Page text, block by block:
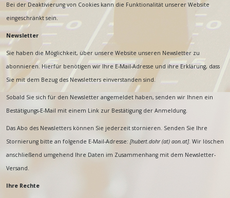
Bei der Deaktivierung von Cookies kann die Funktionalität unserer Website
eingeschränkt sein.
Newsletter
Sie haben die Möglichkeit, über unsere Website unseren Newsletter zu
abonnieren. Hierfür benötigen wir Ihre E-Mail-Adresse und ihre Erklärung, dass
Sie mit dem Bezug des Newsletters einverstanden sind.
Sobald Sie sich für den Newsletter angemeldet haben, senden wir Ihnen ein
Bestätigungs-E-Mail mit einem Link zur Bestätigung der Anmeldung.
Das Abo des Newsletters können Sie jederzeit stornieren. Senden Sie Ihre
Stornierung bitte an folgende E-Mail-Adresse: [hubert.dohr (at) aon.at]. Wir löschen
anschließend umgehend Ihre Daten im Zusammenhang mit dem Newsletter-
Versand.
Ihre Rechte